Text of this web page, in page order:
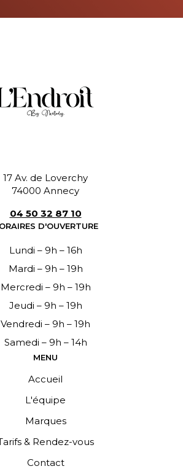
17 Av. de Loverchy
74000 Annecy
04 50 32 87 10
D'OUVERTURE
Lundi – 9h – 16h
Mardi – 9h – 19h
Mercredi – 9h – 19h
Jeudi – 9h – 19h
Vendredi – 9h – 19h
Samedi – 9h – 14h
MENU
Accueil
L'équipe
Marques
& Rendez-vous
Contact